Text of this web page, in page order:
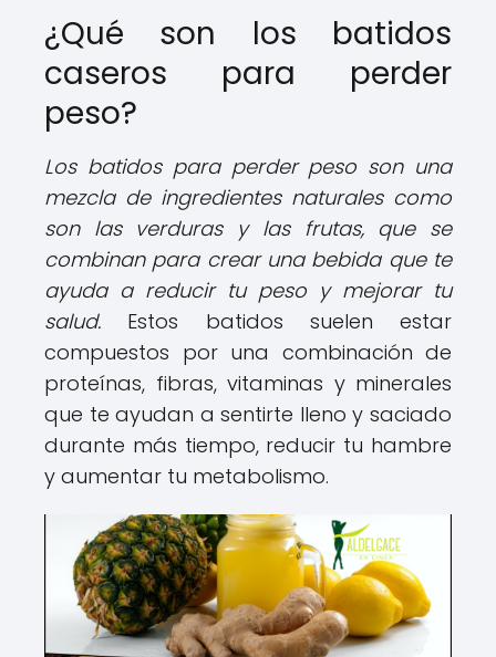
¿Qué son los batidos
caseros para perder
peso?
Los batidos para perder peso son una
mezcla de ingredientes naturales como
son las verduras y las frutas, que se
combinan para crear una bebida que te
ayuda a reducir tu peso y mejorar tu
salud. Estos batidos suelen estar
compuestos por una combinación de
proteínas, fibras, vitaminas y minerales
que te ayudan a sentirte lleno y saciado
durante más tiempo, reducir tu hambre
y aumentar tu metabolismo.